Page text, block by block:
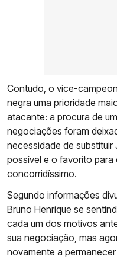
Contudo, o vice-
negra uma prioridade
atacante: a procura de
negociações foram
necessidade de
possível e o favorito
concorridíssimo.
Segundo informações
Bruno Henrique se
cada um dos motivos
sua negociação, mas
novamente a